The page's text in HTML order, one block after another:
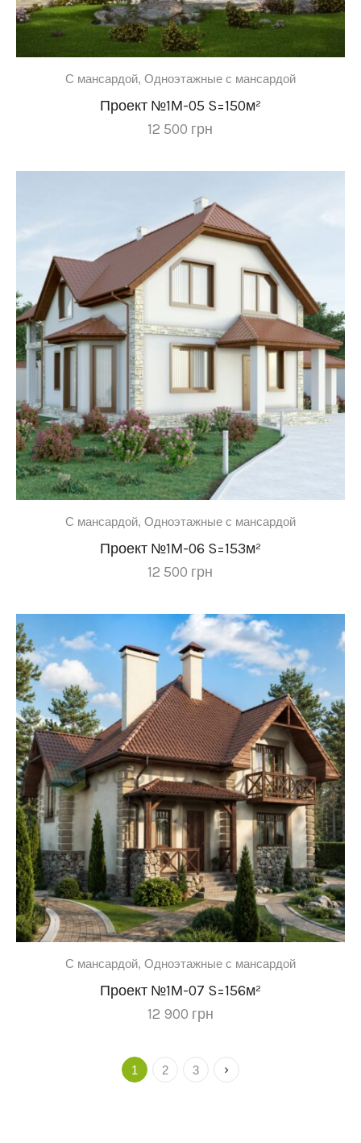
C мансардой, Одноэтажные с мансардой
Проект №1М-05 S=150м²
12 500 грн
C мансардой, Одноэтажные с мансардой
Проект №1М-06 S=153м²
12 500 грн
C мансардой, Одноэтажные с мансардой
Проект №1М-07 S=156м²
12 900 грн
1 2 3